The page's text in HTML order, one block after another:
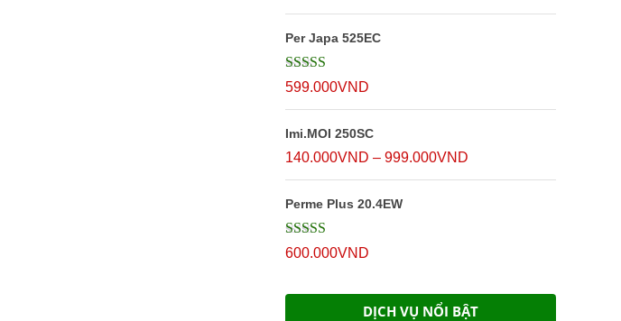
giá:
Per Japa 525EC
Được xếp
599.000VND
Imi.MOI 250SC
140.000VND – 999.000VND
giá:
Perme Plus 20.4EW
Được xếp
600.000VND
DỊCH VỤ NỔI BẬT